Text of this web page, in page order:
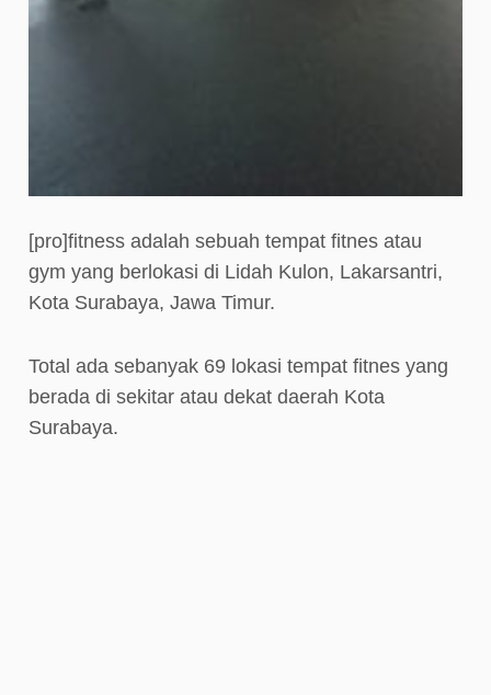
[pro]fitness adalah sebuah tempat fitnes atau
gym yang berlokasi di Lidah Kulon, Lakarsantri,
Kota Surabaya, Jawa Timur.
Total ada sebanyak 69 lokasi tempat fitnes yang
berada di sekitar atau dekat daerah Kota
Surabaya.